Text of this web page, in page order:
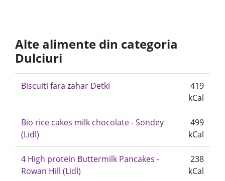
Alte alimente din categoria
Dulciuri
Biscuiti fara zahar Detki
419
kCal
Bio rice cakes milk chocolate - Sondey
(Lidl)
499
kCal
4 High protein Buttermilk Pancakes -
Rowan Hill (Lidl)
238
kCal